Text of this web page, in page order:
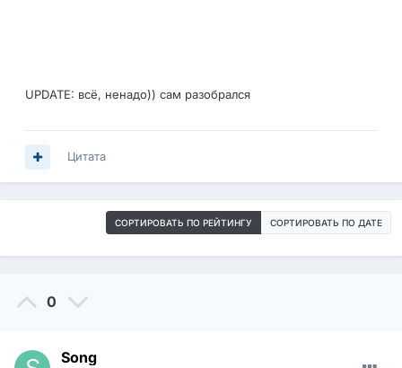
UPDATE: всё, ненадо)) сам разобрался
Цитата
СОРТИРОВАТЬ ПО РЕЙТИНГУ СОРТИРОВАТЬ ПО ДАТЕ
0
Song